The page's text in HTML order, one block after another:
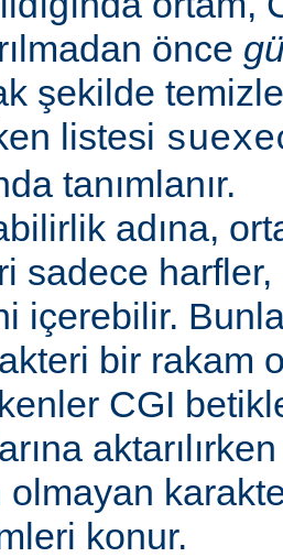
önce
şekilde
listesi
tanımlanır.
adına,
sadece
içerebilir.
bir rakam
CGI
olmayan
konur.